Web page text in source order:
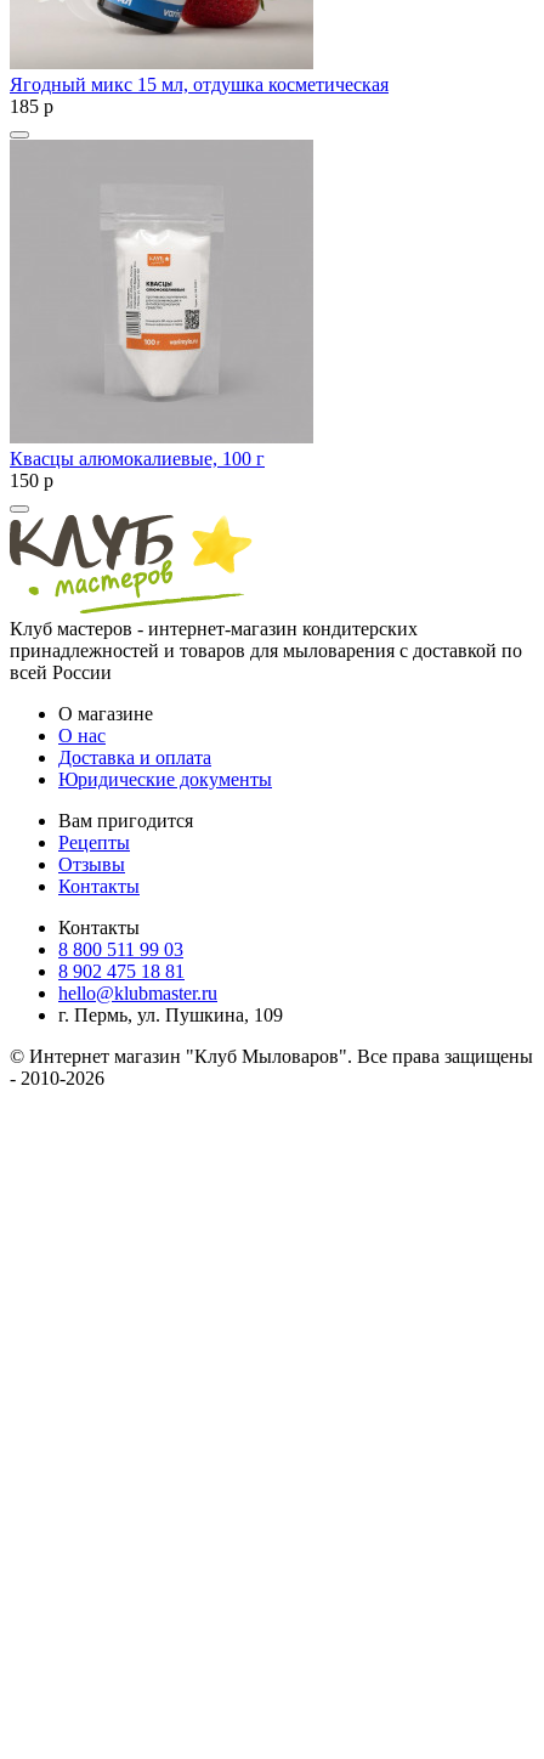
Ягодный микс 15 мл, отдушка косметическая
185 p
Квасцы алюмокалиевые, 100 г
150 p
Клуб мастеров - интернет-магазин кондитерских
принадлежностей и товаров для мыловарения с доставкой по
всей России
О магазине
О нас
Доставка и оплата
Юридические документы
Вам пригодится
Рецепты
Отзывы
Контакты
Контакты
8 800 511 99 03
8 902 475 18 81
hello@klubmaster.ru
г. Пермь, ул. Пушкина, 109
© Интернет магазин "Клуб Мыловаров". Все права защищены
- 2010-2026